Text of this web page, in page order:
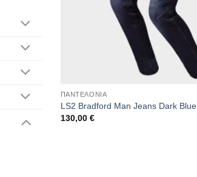
ΠΑΝΤΕΛΟΝΙΑ
LS2 Bradford Man Jeans Dark Blue
130,00 €